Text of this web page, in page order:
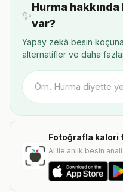
✨
Hurma
var?
Yapay zekâ besin
alternatifler ve daha
Fotoğrafla kalori
AI ile anlık besin